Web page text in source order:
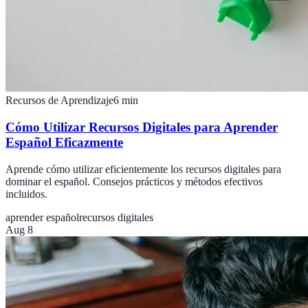
Recursos de Aprendizaje6 min
Cómo Utilizar Recursos Digitales para Aprender
Español Eficazmente
Aprende cómo utilizar eficientemente los recursos digitales para
dominar el español. Consejos prácticos y métodos efectivos
incluidos.
aprender españolrecursos digitales
Aug 8